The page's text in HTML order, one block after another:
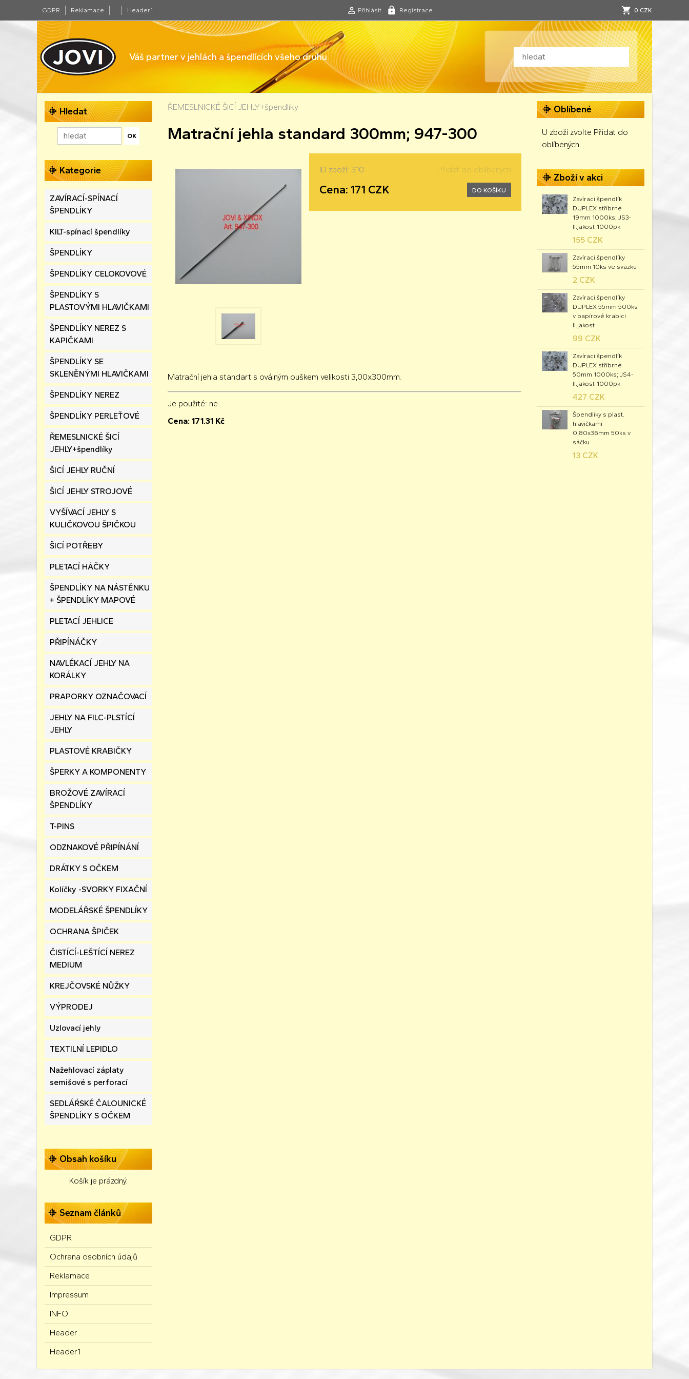
GDPR Reklamace . Header1 Přihlásit Registrace 0 CZK
Váš partner v jehlách a špendlících všeho druhu
Hledat
Kategorie
ZAVÍRACÍ-SPÍNACÍ
ŠPENDLÍKY
KILT-spínací špendlíky
ŠPENDLÍKY
ŠPENDLÍKY CELOKOVOVÉ
ŠPENDLÍKY S
PLASTOVÝMI HLAVIČKAMI
ŠPENDLÍKY NEREZ S
KAPIČKAMI
ŠPENDLÍKY SE
SKLENĚNÝMI HLAVIČKAMI
ŠPENDLÍKY NEREZ
ŠPENDLÍKY PERLEŤOVÉ
ŘEMESLNICKÉ ŠICÍ
JEHLY+špendlíky
ŠICÍ JEHLY RUČNÍ
ŠICÍ JEHLY STROJOVÉ
VYŠÍVACÍ JEHLY S
KULIČKOVOU ŠPIČKOU
ŠICÍ POTŘEBY
PLETACÍ HÁČKY
ŠPENDLÍKY NA NÁSTĚNKU
+ ŠPENDLÍKY MAPOVÉ
PLETACÍ JEHLICE
PŘIPÍNÁČKY
NAVLÉKACÍ JEHLY NA
KORÁLKY
PRAPORKY OZNAČOVACÍ
JEHLY NA FILC-PLSTÍCÍ
JEHLY
PLASTOVÉ KRABIČKY
ŠPERKY A KOMPONENTY
BROŽOVÉ ZAVÍRACÍ
ŠPENDLÍKY
T-PINS
ODZNAKOVÉ PŘIPÍNÁNÍ
DRÁTKY S OČKEM
Kolíčky -SVORKY FIXAČNÍ
MODELÁŘSKÉ ŠPENDLÍKY
OCHRANA ŠPIČEK
ČISTÍCÍ-LEŠTÍCÍ NEREZ
MEDIUM
KREJČOVSKÉ NŮŽKY
VÝPRODEJ
Uzlovací jehly
TEXTILNÍ LEPIDLO
Nažehlovací záplaty
semišové s perforací
SEDLÁŔSKÉ ČALOUNICKÉ
ŠPENDLÍKY S OČKEM
Obsah košíku
Košík je prázdný.
Seznam článků
GDPR
Ochrana osobních údajů
Reklamace
Impressum
INFO
Header
Header1
ŘEMESLNICKÉ ŠICÍ JEHLY+špendlíky
Matrační jehla standard 300mm; 947-300
ID zboží: 310 Přidat do oblíbených
Cena: 171 CZK DO KOŠÍKU
Matrační jehla standart s oválným ouškem velikosti 3,00x300mm.
Je použité: ne
Cena: 171.31 Kč
Oblíbené
U zboží zvolte Přidat do
oblíbených.
Zboží v akci
Zavírací špendlík
DUPLEX stříbrné
19mm 1000ks; JS3-
II.jakost-1000pk
155 CZK
Zavírací špendlíky
55mm 10ks ve svazku
2 CZK
Zavírací špendlíky
DUPLEX 55mm 500ks
v papírové krabici
II.jakost
99 CZK
Zavírací špendlík
DUPLEX stříbrné
50mm 1000ks; JS4-
II.jakost-1000pk
427 CZK
Špendlíky s plast.
hlavičkami
0,80x36mm 50ks v
sáčku
13 CZK